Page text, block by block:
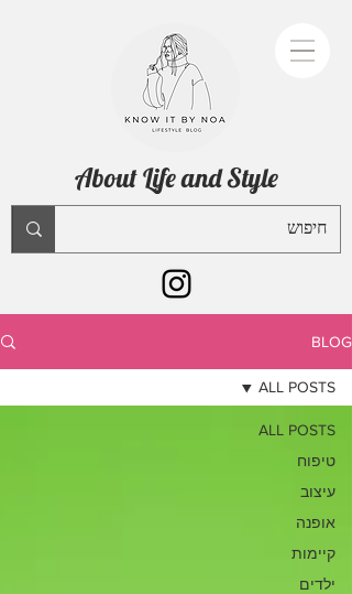
About Life and Style
BLOG
ALL POSTS
טיפוח
עיצוב
אופנה
קיימות
ילדים
ALL POSTS